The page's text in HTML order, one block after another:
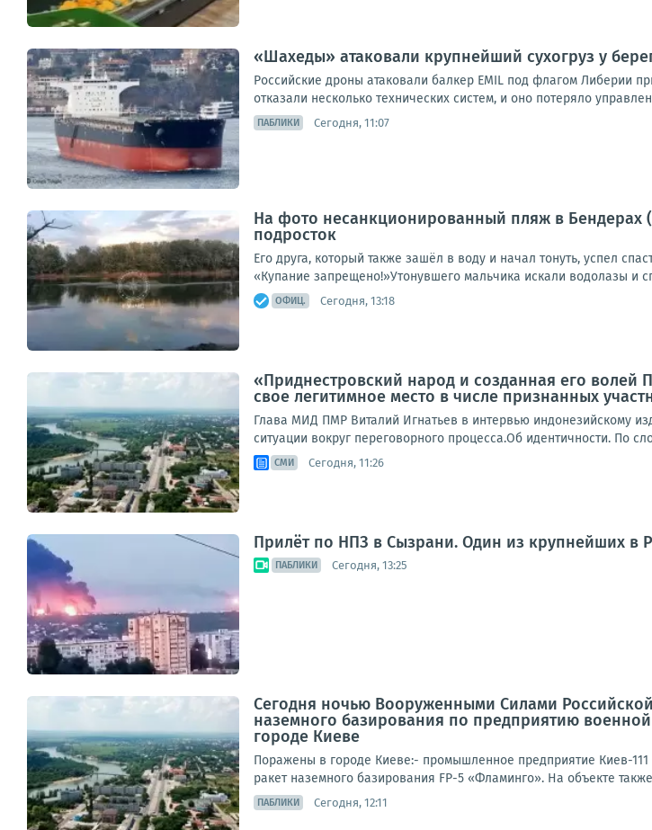
«Шахеды» атаковали крупнейший сухогруз у
Российские дроны атаковали балкер EMIL под флагом Либерии
отказали несколько технических систем, и оно потеряло
ПАБЛИКИ Сегодня, 11:07
На фото несанкционированный пляж в Бендерах
подросток
Его друга, который также зашёл в воду и начал тонуть, успел
«Купание запрещено!»Утонувшего мальчика искали водолазы и
ОФИЦ. Сегодня, 13:18
«Приднестровский народ и созданная его волей
свое легитимное место в числе признанных
Глава МИД ПМР Виталий Игнатьев в интервью индонезийскому
ситуации вокруг переговорного процесса.Об идентичности. По
СМИ Сегодня, 11:26
Прилёт по НПЗ в Сызрани. Один из крупнейших в
ПАБЛИКИ Сегодня, 13:25
Сегодня ночью Вооруженными Силами
наземного базирования по предприятию
городе Киеве
Поражены в городе Киеве:- промышленное предприятие Киев-
ракет наземного базирования FP-5 «Фламинго». На объекте
ПАБЛИКИ Сегодня, 12:11